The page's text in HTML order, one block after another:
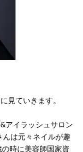
見ていきます。
アイラッシュサロン
んは元々ネイルが趣
時に美容師国家資